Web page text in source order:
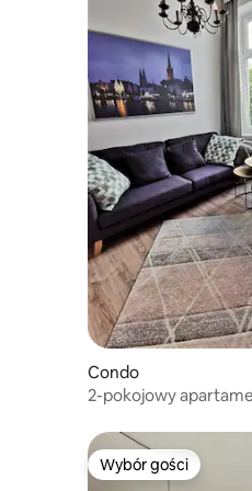
Condo
2-pokojowy
Wybór gości
Wybór gości